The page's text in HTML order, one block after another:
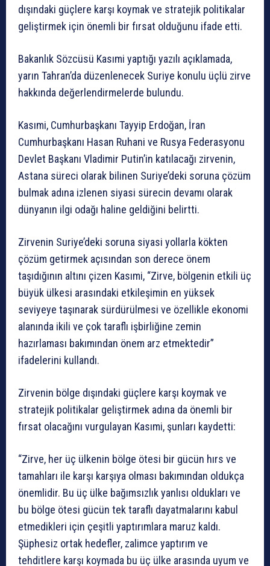
dışındaki güçlere karşı koymak ve stratejik politikalar
geliştirmek için önemli bir fırsat olduğunu ifade etti.
Bakanlık Sözcüsü Kasımi yaptığı yazılı açıklamada,
yarın Tahran’da düzenlenecek Suriye konulu üçlü zirve
hakkında değerlendirmelerde bulundu.
Kasımi, Cumhurbaşkanı Tayyip Erdoğan, İran
Cumhurbaşkanı Hasan Ruhani ve Rusya Federasyonu
Devlet Başkanı Vladimir Putin’in katılacağı zirvenin,
Astana süreci olarak bilinen Suriye’deki soruna çözüm
bulmak adına izlenen siyasi sürecin devamı olarak
dünyanın ilgi odağı haline geldiğini belirtti.
Zirvenin Suriye’deki soruna siyasi yollarla kökten
çözüm getirmek açısından son derece önem
taşıdığının altını çizen Kasımi, “Zirve, bölgenin etkili üç
büyük ülkesi arasındaki etkileşimin en yüksek
seviyeye taşınarak sürdürülmesi ve özellikle ekonomi
alanında ikili ve çok taraflı işbirliğine zemin
hazırlaması bakımından önem arz etmektedir”
ifadelerini kullandı.
Zirvenin bölge dışındaki güçlere karşı koymak ve
stratejik politikalar geliştirmek adına da önemli bir
fırsat olacağını vurgulayan Kasımi, şunları kaydetti:
“Zirve, her üç ülkenin bölge ötesi bir gücün hırs ve
tamahları ile karşı karşıya olması bakımından oldukça
önemlidir. Bu üç ülke bağımsızlık yanlısı oldukları ve
bu bölge ötesi gücün tek taraflı dayatmalarını kabul
etmedikleri için çeşitli yaptırımlara maruz kaldı.
Şüphesiz ortak hedefler, zalimce yaptırım ve
tehditlere karşı koymada bu üç ülke arasında uyum ve